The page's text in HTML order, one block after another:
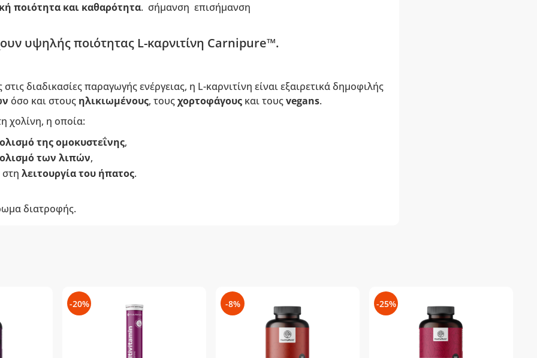
ποιότητα και καθαρότητα. σήμανση επισήμανση
υψηλής ποιότητας L-καρνιτίνη Carnipure™.
διαδικασίες παραγωγής ενέργειας, η L-καρνιτίνη είναι εξαιρετικά δημοφιλής
όσο και στους ηλικιωμένους, τουςχορτοφάγουςκαι τουςvegans.
χολίνη, η οποία:
της ομοκυστεΐνης,
των λιπών,
στη λειτουργία του ήπατος.
διατροφής.
-20% -8% -25%